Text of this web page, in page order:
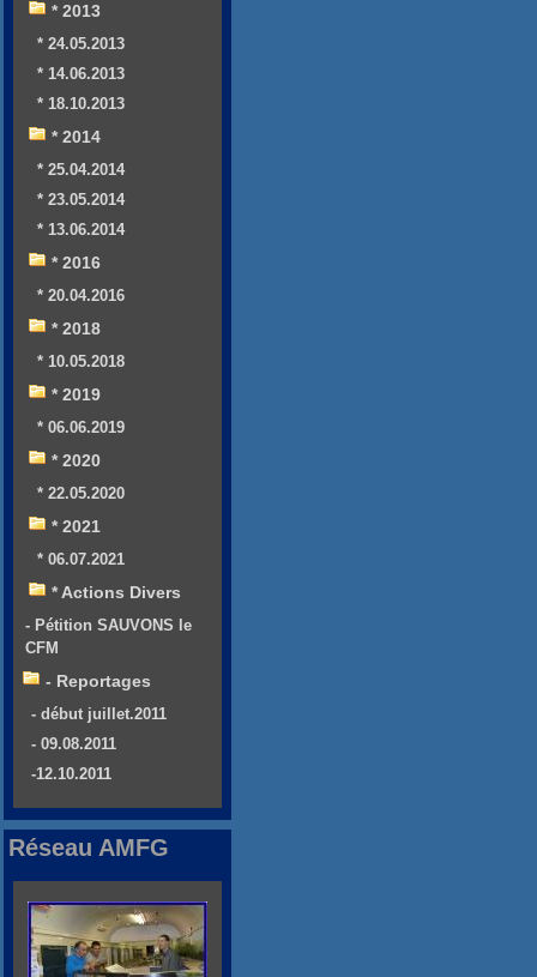
* 2013
* 24.05.2013
* 14.06.2013
* 18.10.2013
* 2014
* 25.04.2014
* 23.05.2014
* 13.06.2014
* 2016
* 20.04.2016
* 2018
* 10.05.2018
* 2019
* 06.06.2019
* 2020
* 22.05.2020
* 2021
* 06.07.2021
* Actions Divers
- Pétition SAUVONS le
CFM
- Reportages
- début juillet.2011
- 09.08.2011
-12.10.2011
Réseau AMFG